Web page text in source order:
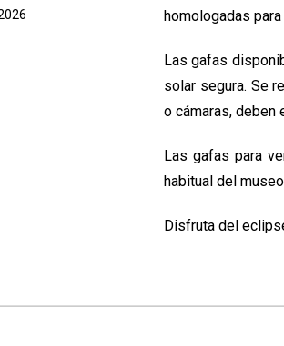
homologadas
Las gafas
solar segura. Se
o cámaras,
Las gafas para
habitual del
Disfruta del